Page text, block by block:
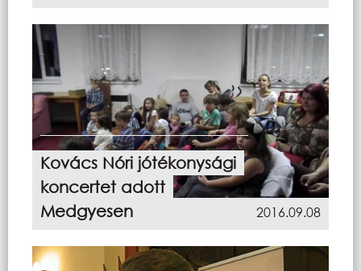
Kovács Nóri jótékonysági
koncertet adott
Medgyesen
2016.09.08